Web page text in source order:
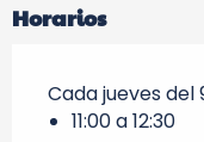
Horarios
Cada jueves del
11:00 a 12:30